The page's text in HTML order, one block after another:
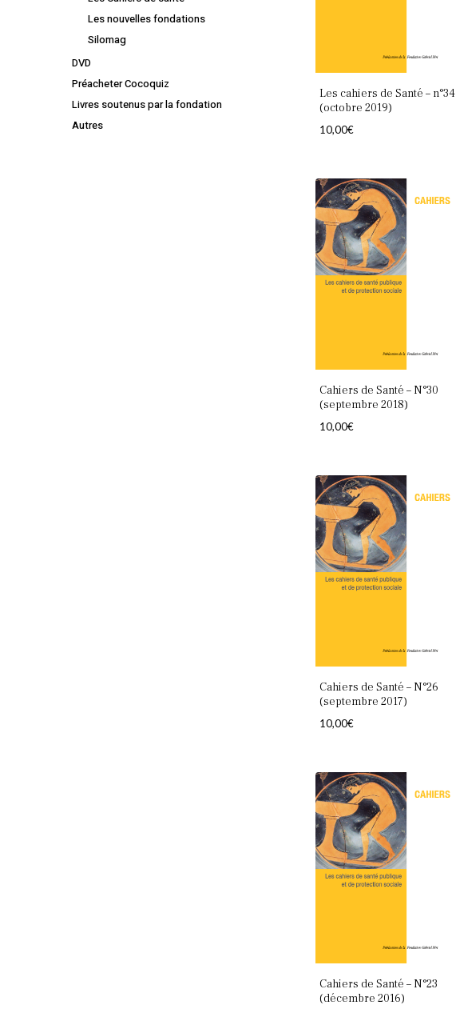
Les nouvelles fondations
Silomag
DVD
Préacheter Cocoquiz
Livres soutenus par la fondation
Autres
Les cahiers de Santé – n°34
(octobre 2019)
10,00€
Cahiers de Santé – N°30
(septembre 2018)
10,00€
Cahiers de Santé – N°26
(septembre 2017)
10,00€
Cahiers de Santé – N°23
(décembre 2016)